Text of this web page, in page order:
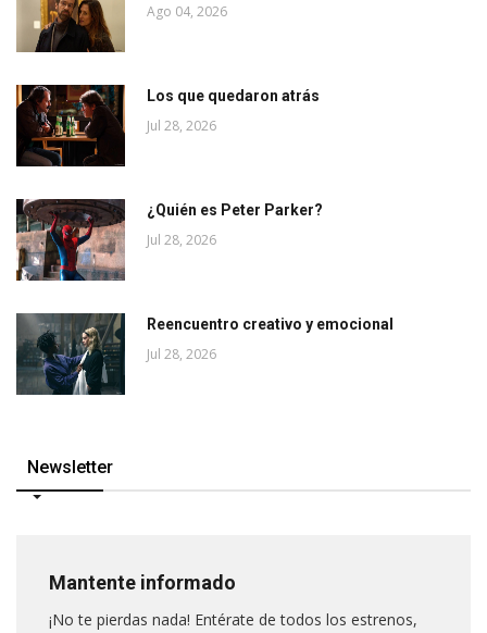
Ago 04, 2026
Los que quedaron atrás
Jul 28, 2026
¿Quién es Peter Parker?
Jul 28, 2026
Reencuentro creativo y emocional
Jul 28, 2026
Newsletter
Mantente informado
¡No te pierdas nada! Entérate de todos los estrenos,